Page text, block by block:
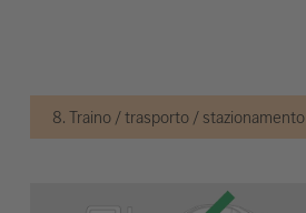
8. Traino / trasporto / stazionamento